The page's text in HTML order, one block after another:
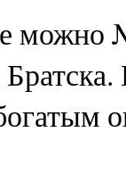
можно